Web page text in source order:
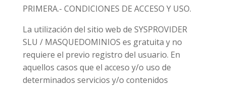
PRIMERA.- CONDICIONES DE ACCESO Y USO.
La utilización del sitio web de SYSPROVIDER
SLU / MASQUEDOMINIOS es gratuita y no
requiere el previo registro del usuario. En
aquellos casos que el acceso y/o uso de
determinados servicios y/o contenidos